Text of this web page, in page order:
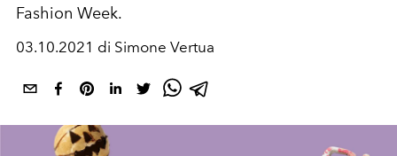
Fashion Week.
03.10.2021 di Simone Vertua